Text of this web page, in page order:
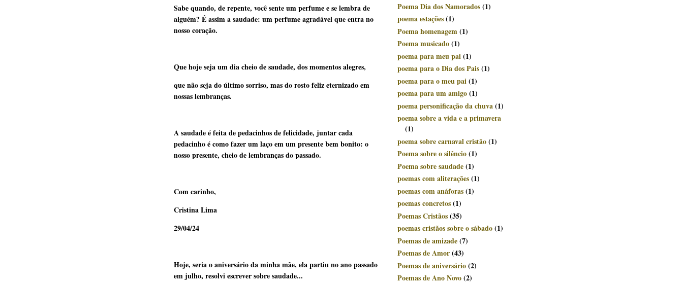
Sabe quando, de repente, você sente um perfume e se lembra de
alguém? É assim a saudade: um perfume agradável que entra no
nosso coração.
Que hoje seja um dia cheio de saudade, dos momentos alegres,
que não seja do último sorriso, mas do rosto feliz eternizado em
nossas lembranças.
A saudade é feita de pedacinhos de felicidade, juntar cada
pedacinho é como fazer um laço em um presente bem bonito: o
nosso presente, cheio de lembranças do passado.
Com carinho,
Cristina Lima
29/04/24
Hoje, seria o aniversário da minha mãe, ela partiu no ano passado
em julho, resolvi escrever sobre saudade...
Poema Dia dos Namorados(1)
poema estações(1)
Poema homenagem(1)
Poema musicado(1)
poema para meu pai(1)
poema para o Dia dos Pais(1)
poema para o meu pai(1)
poema para um amigo(1)
poema personificação da chuva(1)
poema sobre a vida e a primavera
(1)
poema sobre carnaval cristão(1)
Poema sobre o silêncio(1)
Poema sobre saudade(1)
poemas com aliterações(1)
poemas com anáforas(1)
poemas concretos(1)
Poemas Cristãos(35)
poemas cristãos sobre o sábado(1)
Poemas de amizade(7)
Poemas de Amor(43)
Poemas de aniversário(2)
Poemas de Ano Novo(2)